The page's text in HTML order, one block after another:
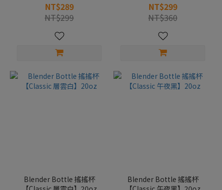
NT$289
NT$299
NT$299
NT$360
Blender Bottle 搖搖杯
Blender Bottle 搖搖杯